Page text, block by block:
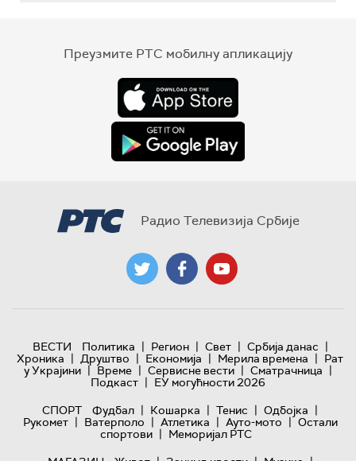
Преузмите РТС мобилну апликацију
Радио Телевизија Србије
ВЕСТИ Политика | Регион | Свет | Србија данас |
Хроника | Друштво | Економија | Мерила времена | Рат
у Украјини | Време | Сервисне вести | Сматрачница |
Подкаст | ЕУ могућности 2026
СПОРТ
Фудбал | Кошарка | Тенис | Одбојка |
Рукомет | Ватерполо | Атлетика | Ауто-мото | Остали
спортови | Меморијал РТС